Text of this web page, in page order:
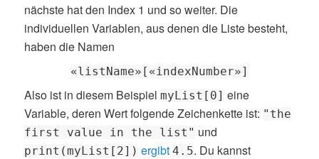
nächste hat den Index 1 und so weiter. Die
individuellen Variablen, aus denen die Liste besteht,
haben die Namen
«listName»[«indexNumber»]
Also ist in diesem BeispielmyList[0] eine
Variable, deren Wert folgende Zeichenkette ist: "the
first value in the list" und
print(myList[2]) ergibt 4.5. Du kannst